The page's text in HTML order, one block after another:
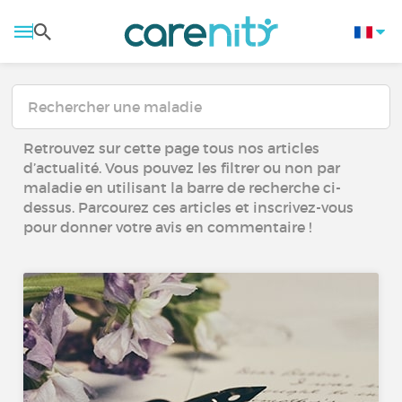
Retrouvez sur cette page tous nos articles
d’actualité. Vous pouvez les filtrer ou non par
maladie en utilisant la barre de recherche ci-
dessus. Parcourez ces articles et inscrivez-vous
pour donner votre avis en commentaire !